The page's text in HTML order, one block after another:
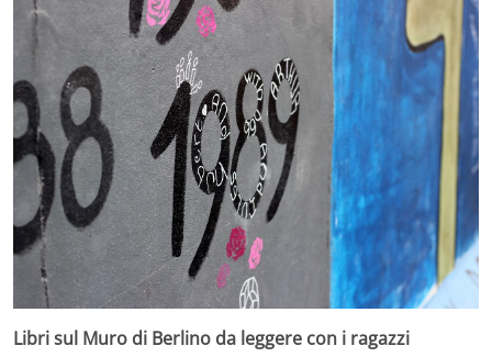
Libri sul Muro di Berlino da leggere con i ragazzi